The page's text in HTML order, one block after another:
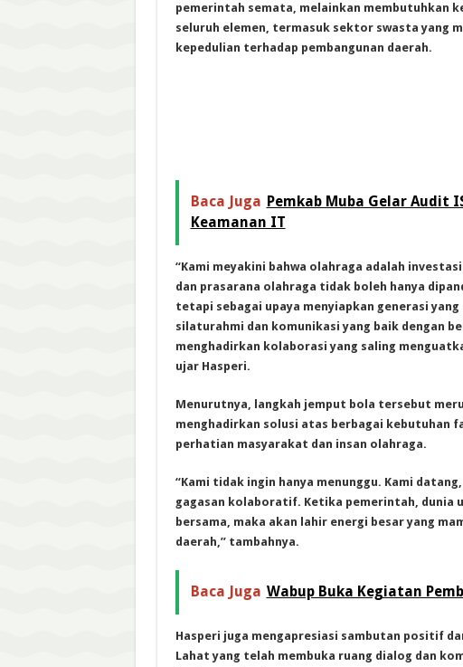
pemerintah semata, melainkan membutuhkan
seluruh elemen, termasuk sektor swasta yang
kepedulian terhadap pembangunan daerah.
Baca Juga Pemkab Muba Gelar Audit
Keamanan IT
“Kami meyakini bahwa olahraga adalah
dan prasarana olahraga tidak boleh hanya
tetapi sebagai upaya menyiapkan generasi
silaturahmi dan komunikasi yang baik dengan
menghadirkan kolaborasi yang saling
ujar Hasperi.
Menurutnya, langkah jemput bola tersebut
menghadirkan solusi atas berbagai kebutuhan
perhatian masyarakat dan insan olahraga.
“Kami tidak ingin hanya menunggu. Kami
gagasan kolaboratif. Ketika pemerintah, dunia
bersama, maka akan lahir energi besar yang
daerah,” tambahnya.
Baca Juga Wabup Buka Kegiatan
Hasperi juga mengapresiasi sambutan positif
Lahat yang telah membuka ruang dialog dan